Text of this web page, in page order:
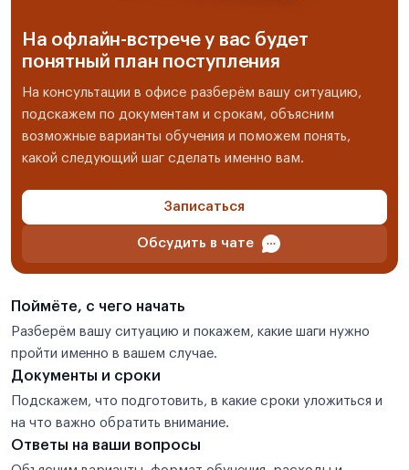
На офлайн-встрече у вас будет
понятный план поступления
На консультации в офисе разберём вашу ситуацию,
подскажем по документам и срокам, объясним
возможные варианты обучения и поможем понять,
какой следующий шаг сделать именно вам.
Записаться
Обсудить в чате
Поймёте, с чего начать
Разберём вашу ситуацию и покажем, какие шаги нужно
пройти именно в вашем случае.
Документы и сроки
Подскажем, что подготовить, в какие сроки уложиться и
на что важно обратить внимание.
Ответы на ваши вопросы